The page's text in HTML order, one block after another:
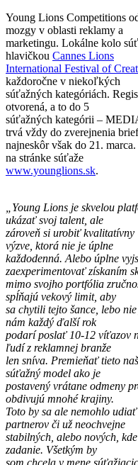
Young Lions Competitions
mozgy v oblasti reklamy a
marketingu. Lokálne kolo
hlavičkou Cannes Lions
International Festival of
každoročne v niekoľkých
súťažných kategóriách.
otvorená, a to do 5
súťažných kategórii –
trvá vždy do zverejnenia
najneskôr však do 21.
na stránke súťaže
www.younglions.sk.
„Young Lions je skvelou
ukázať svoj talent, ale
zároveň si urobiť kvalitatívny
výzve, ktorá nie je úplne
každodenná. Alebo úplne
zaexperimentovať získaním
mimo svojho portfólia
spĺňajú vekový limit, aby
sa chytili tejto šance, lebo
nám každý ďalší rok
podarí poslať 10-12 víťazov
ľudí z reklamnej branže
len sníva. Premieňať tieto
súťažný model ako je
postavený vrátane odmeny
obdivujú mnohé krajiny.
Toto by sa ale nemohlo
partnerov či už neochvejne
stabilných, alebo nových,
zadanie. Všetkým by
som chcela v mene